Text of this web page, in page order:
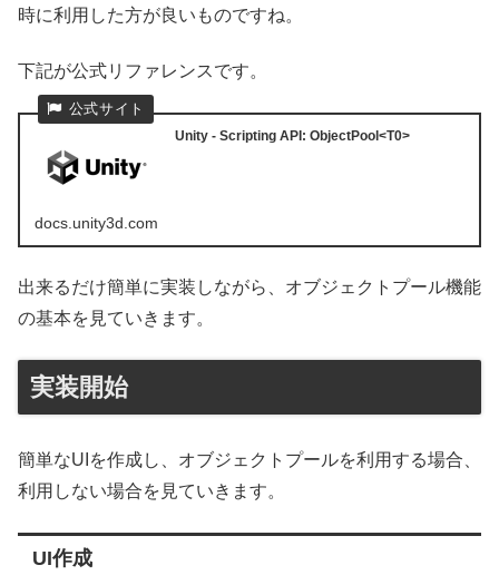
時に利用した方が良いものですね。
下記が公式リファレンスです。
Unity - Scripting API: ObjectPool<T0>
docs.unity3d.com
出来るだけ簡単に実装しながら、オブジェクトプール機能
の基本を見ていきます。
実装開始
簡単なUIを作成し、オブジェクトプールを利用する場合、
利用しない場合を見ていきます。
UI作成